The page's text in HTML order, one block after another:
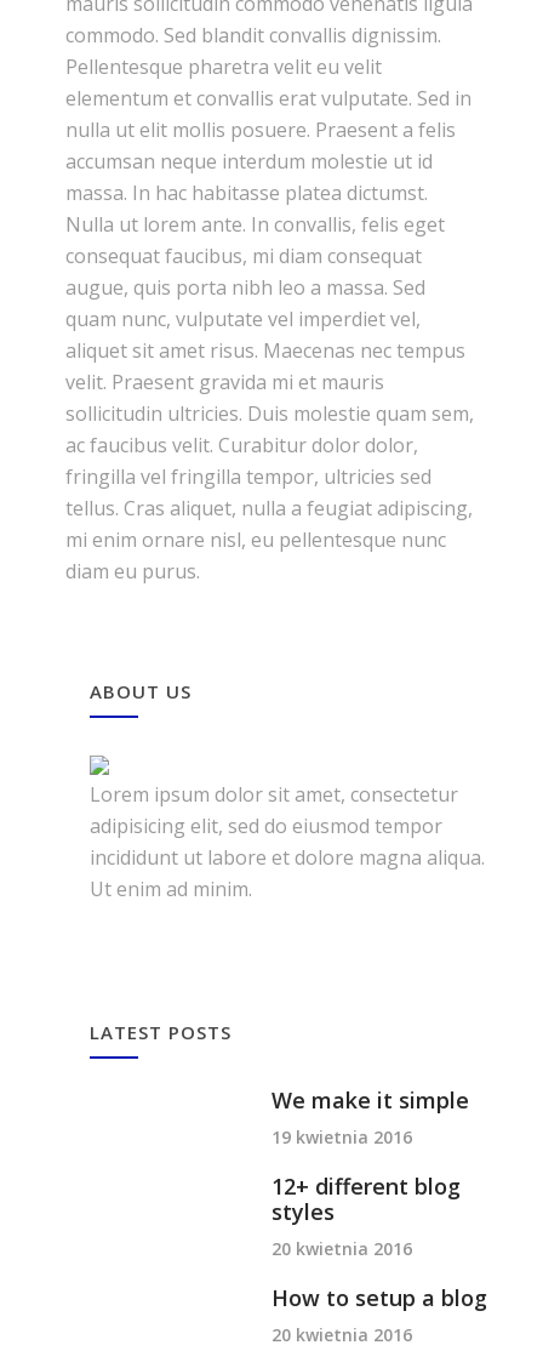
commodo. Sed blandit convallis dignissim.
Pellentesque pharetra velit eu velit
elementum et convallis erat vulputate. Sed in
nulla ut elit mollis posuere. Praesent a felis
accumsan neque interdum molestie ut id
massa. In hac habitasse platea dictumst.
Nulla ut lorem ante. In convallis, felis eget
consequat faucibus, mi diam consequat
augue, quis porta nibh leo a massa. Sed
quam nunc, vulputate vel imperdiet vel,
aliquet sit amet risus. Maecenas nec tempus
velit. Praesent gravida mi et mauris
sollicitudin ultricies. Duis molestie quam sem,
ac faucibus velit. Curabitur dolor dolor,
fringilla vel fringilla tempor, ultricies sed
tellus. Cras aliquet, nulla a feugiat adipiscing,
mi enim ornare nisl, eu pellentesque nunc
diam eu purus.
ABOUT US
Lorem ipsum dolor sit amet, consectetur
adipisicing elit, sed do eiusmod tempor
incididunt ut labore et dolore magna aliqua.
Ut enim ad minim.
LATEST POSTS
We make it simple
19 kwietnia 2016
12+ different blog
styles
20 kwietnia 2016
How to setup a blog
20 kwietnia 2016